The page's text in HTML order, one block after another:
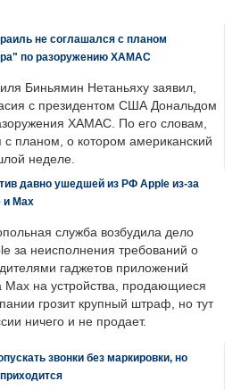
не соглашался с планом
по разоружению ХАМАС
Биньямин Нетаньяху заявил,
с президентом США Дональдом
ХАМАС. По его словам,
с планом, о котором американский
неделе.
давно ушедшей из РФ Apple из-за
и Max
служба возбудила дело
за неисполнения требований о
гаджетов приложений
на устройства, продающиеся
грозит крупный штраф, но тут
ничего и не продает.
звонки без маркировки, но